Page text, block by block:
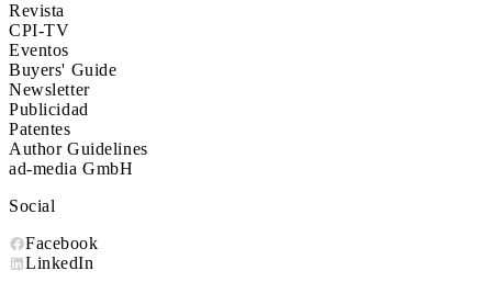
Revista
CPI-TV
Eventos
Buyers' Guide
Newsletter
Publicidad
Patentes
Author Guidelines
ad-media GmbH
Social
Facebook
LinkedIn